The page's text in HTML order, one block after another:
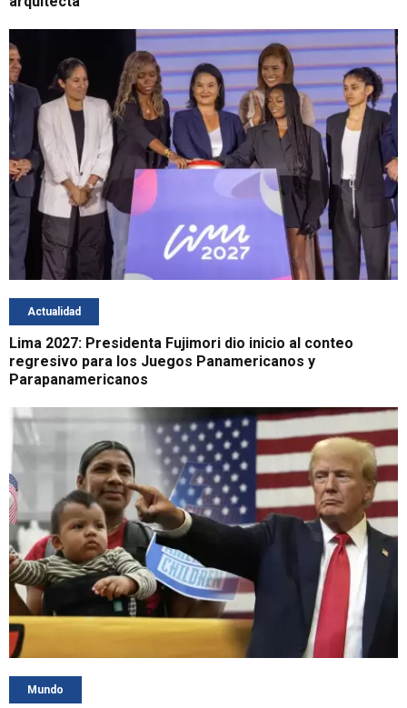
Actualidad
Lima 2027: Presidenta Fujimori dio inicio al conteo
regresivo para los Juegos Panamericanos y
Parapanamericanos
Mundo